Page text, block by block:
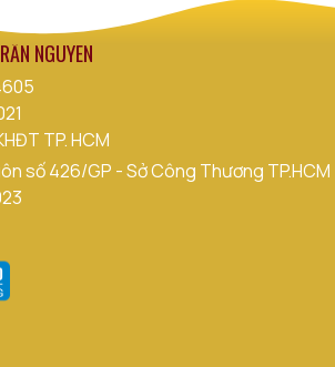
NGUYÊN
TP. HCM
số 426/GP - Sở Công Thương TP.HCM